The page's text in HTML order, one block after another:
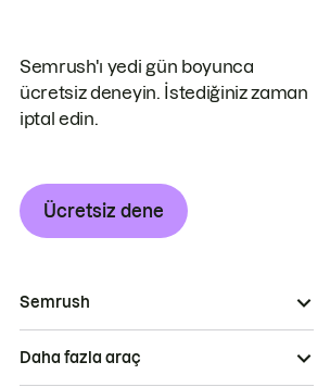
Semrush'ı yedi gün boyunca
ücretsiz deneyin. İstediğiniz zaman
iptal edin.
Ücretsiz dene
Semrush
Daha fazla araç